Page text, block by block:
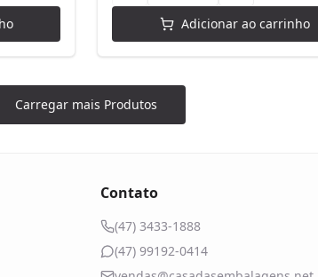
Adicionar ao carrinho
Carregar mais Produtos
Contato
(47) 3433-1888
(47) 99192-0414